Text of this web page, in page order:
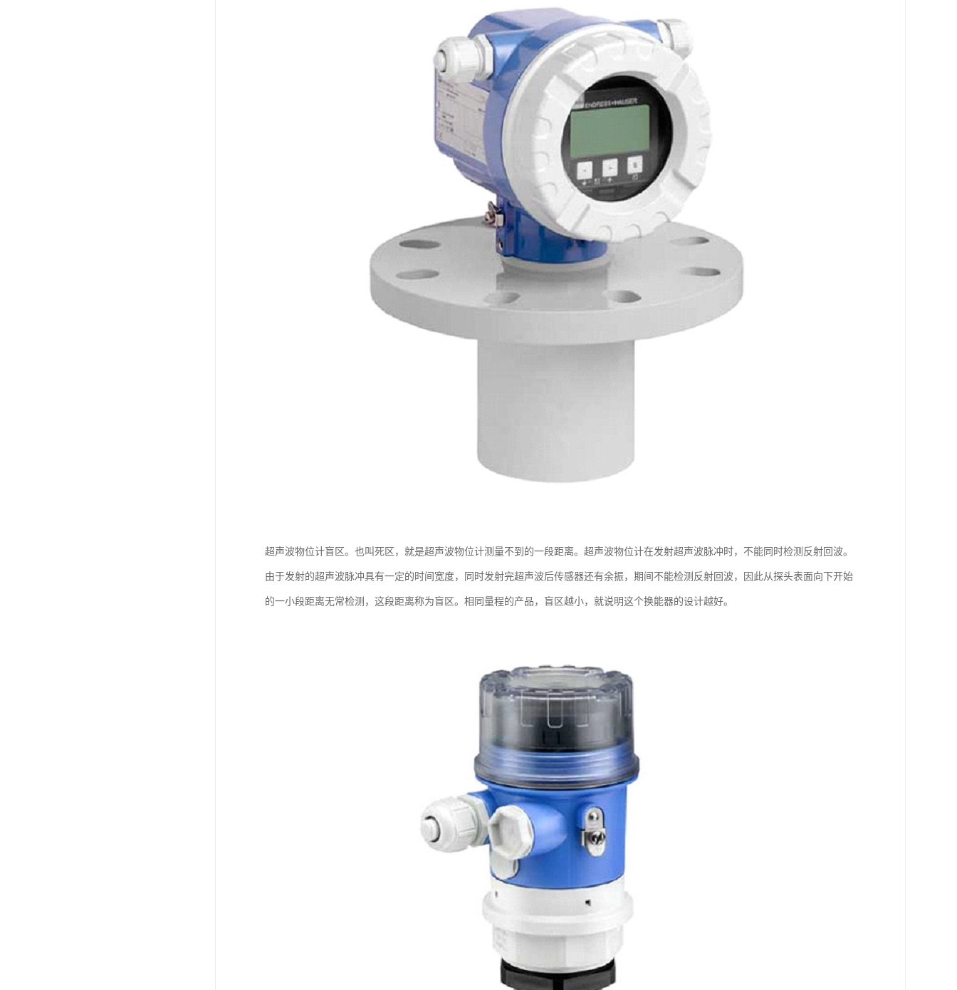
超声波物位计盲区。也叫死区，就是超声波物位计测量不到的一段距离。超声波物位计在发射超声波脉冲时，不能同时检测反射回波。
由于发射的超声波脉冲具有一定的时间宽度，同时发射完超声波后传感器还有余振，期间不能检测反射回波，因此从探头表面向下开始
的一小段距离无常检测，这段距离称为盲区。相同量程的产品，盲区越小，就说明这个换能器的设计越好。